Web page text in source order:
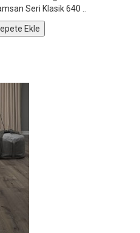
Seri Klasik 640 ..
Ekle